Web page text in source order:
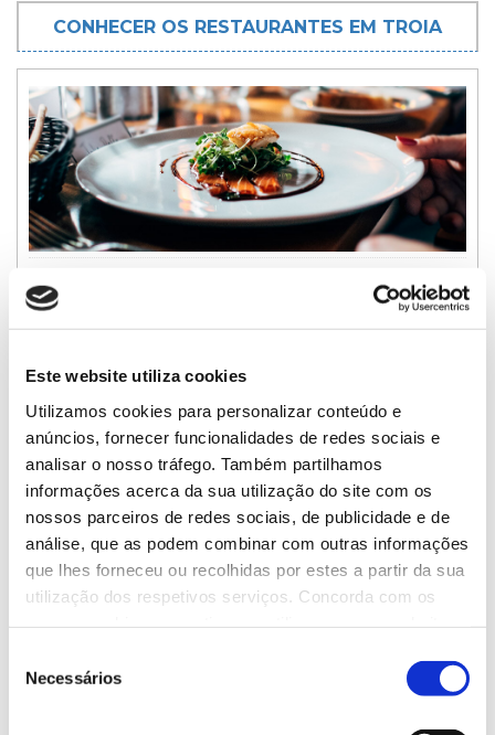
Este website utiliza cookies
Utilizamos cookies para personalizar conteúdo e
anúncios, fornecer funcionalidades de redes sociais e
analisar o nosso tráfego. Também partilhamos
informações acerca da sua utilização do site com os
nossos parceiros de redes sociais, de publicidade e de
análise, que as podem combinar com outras informações
que lhes forneceu ou recolhidas por estes a partir da sua
utilização dos respetivos serviços. Concorda com os
Necessários
CONHECER OS RESTAURANTES EM TROIA
Dez motivos para conhecer e provar a
1º Motivo
Faça uma ode ao pão alentejano,